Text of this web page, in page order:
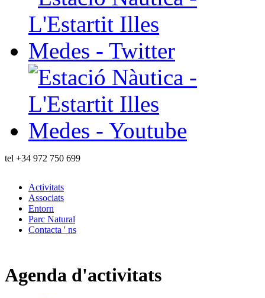
tel +34 972 750 699
Activitats
Associats
Entorn
Parc Natural
Contacta ' ns
Agenda d'activitats